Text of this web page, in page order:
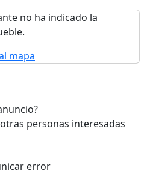
no ha indicado la
mapa
personas interesadas
error